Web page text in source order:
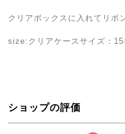
クリアボックスに入れてリボ
size:クリアケースサイズ：
ショップの評価